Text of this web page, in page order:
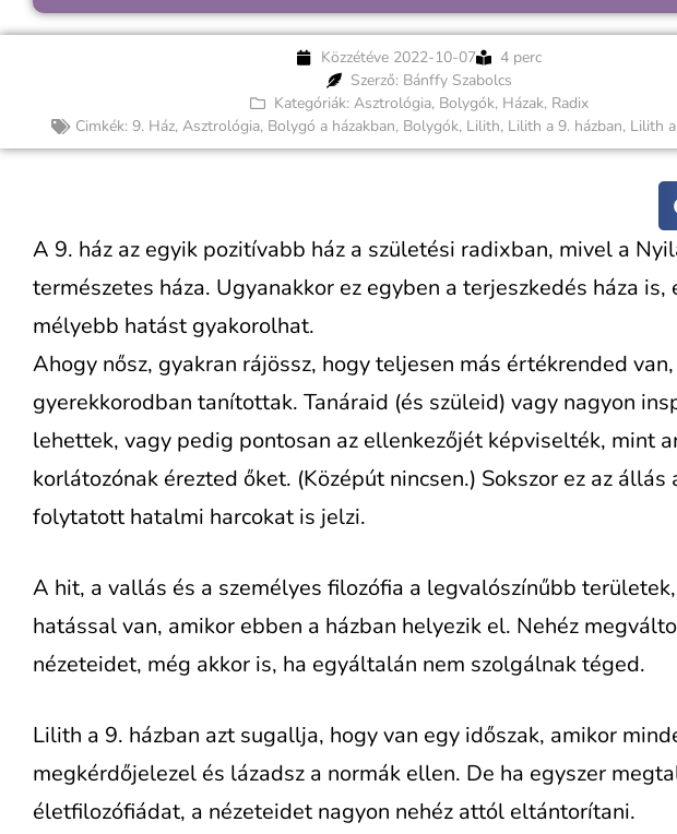
Közzétéve 2022-10-07
4 perc
Szerző: Bánffy Szabolcs
Kategóriák: Asztrológia, Bolygók, Házak, Radix
Cimkék: 9. Ház, Asztrológia, Bolygó a házakban, Bolygók, Lilith, Lilith a 9. házban, Lilith
A 9. ház az egyik pozitívabb ház a születési radixban, mivel a
természetes háza. Ugyanakkor ez egyben a terjeszkedés háza
mélyebb hatást gyakorolhat.
Ahogy nősz, gyakran rájössz, hogy teljesen más értékrended
gyerekkorodban tanítottak. Tanáraid (és szüleid) vagy nagyon
lehettek, vagy pedig pontosan az ellenkezőjét képviselték, mint
korlátozónak érezted őket. (Középút nincsen.) Sokszor ez az
folytatott hatalmi harcokat is jelzi.
A hit, a vallás és a személyes filozófia a legvalószínűbb
hatással van, amikor ebben a házban helyezik el. Nehéz
nézeteidet, még akkor is, ha egyáltalán nem szolgálnak téged.
Lilith a 9. házban azt sugallja, hogy van egy időszak, amikor
megkérdőjelezel és lázadsz a normák ellen. De ha egyszer
életfilozófiádat, a nézeteidet nagyon nehéz attól eltántorítani.